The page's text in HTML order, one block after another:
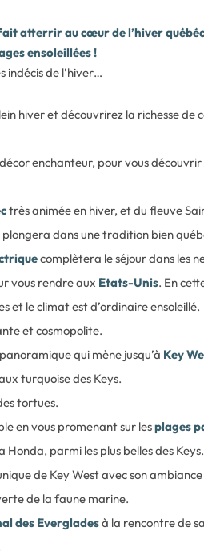
atterrir au cœur de l’hiver
ensoleillées !
indécis de l’hiver…
hiver et découvrirez la richesse de
enchanteur, pour vous découvrir
très animée en hiver, et du fleuve
dans une tradition bien
complètera le séjour dans les
vous rendre aux Etats-Unis. En
et le climat est d’ordinaire ensoleillé.
et cosmopolite.
qui mène jusqu’à Key
turquoise des Keys.
tortues.
en vous promenant sur lesplages
Honda, parmi les plus belles des Keys.
de Key West avec son
de la faune marine.
des Evergladesà la rencontre de